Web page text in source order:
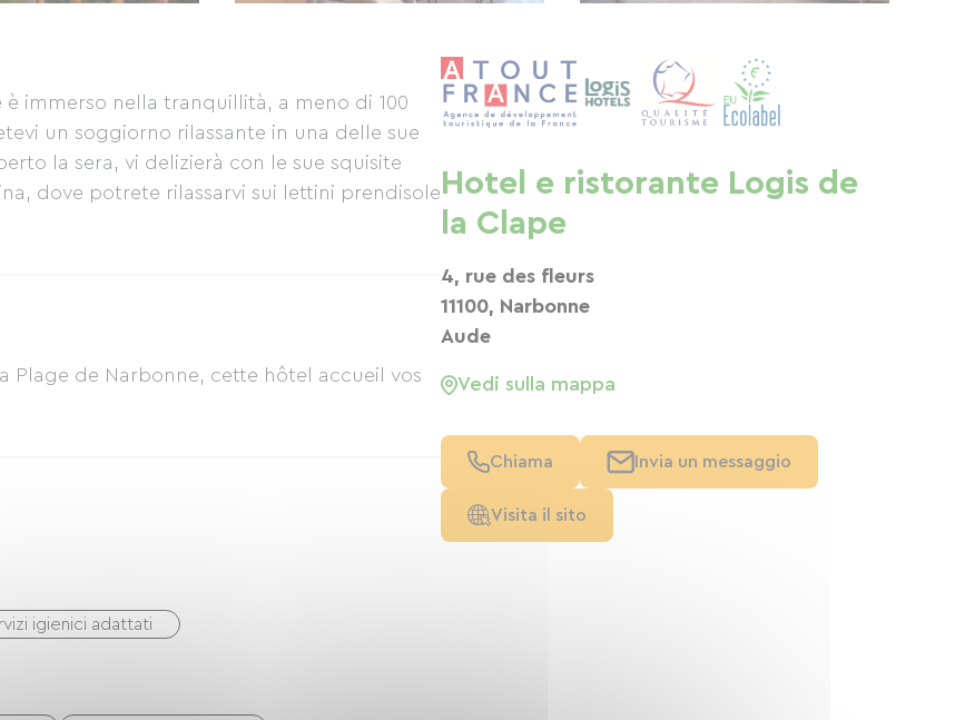
immerso nella tranquillità, a meno di 100
un soggiorno rilassante in una delle sue
la sera, vi delizierà con le sue squisite
dove potrete rilassarvi sui lettini prendisole
Plage de Narbonne, cette hôtel accueil vos
igienici adattati
Hotel e ristorante Logis de
la Clape
4, rue des fleurs
11100, Narbonne
Aude
Vedi sulla mappa
Chiama Invia un messaggio
Visita il sito